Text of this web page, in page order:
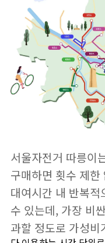
서울자전거 따릉이
구매하면 횟수 제
대여시간 내 반복
수 있는데, 가장 비
과할 정도로 가성비